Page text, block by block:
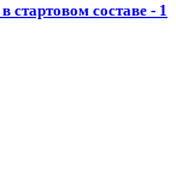
стартовом составе - 1